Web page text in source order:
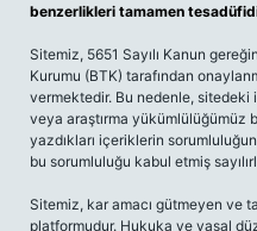
benzerlikleri tamamen
Sitemiz, 5651 Sayılı Kanun
Kurumu (BTK) tarafından
vermektedir. Bu nedenle,
veya araştırma yükümlülüğümüz
yazdıkları içeriklerin
bu sorumluluğu kabul etmiş
Sitemiz, kar amacı gütmeyen ve
platformudur. Hukuka ve yasal